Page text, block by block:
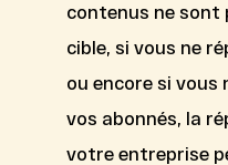
contenus ne sont
cible, si vous ne
ou encore si vous
vos abonnés, la
votre entreprise